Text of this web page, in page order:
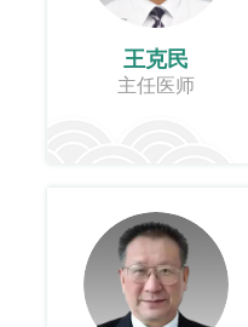
王克民
主任医师